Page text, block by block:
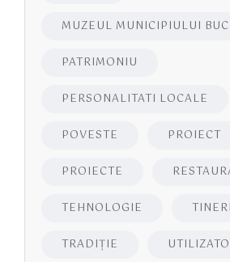
MUZEUL MUNICIPIULUI
PATRIMONIU
PERSONALITATI LOCALE
POVESTE PROIECT
PROIECTE
TEHNOLOGIE TINERI
TRADIȚIE